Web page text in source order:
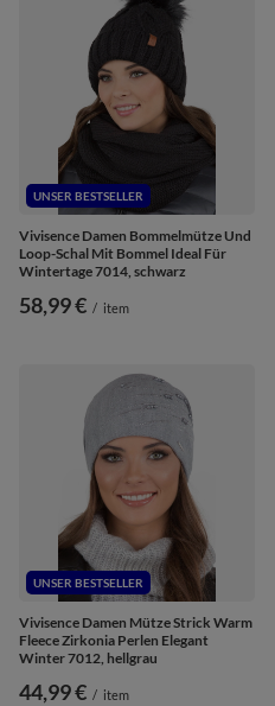
UNSER BESTSELLER
Vivisence Damen Bommelmütze Und
Loop-Schal Mit Bommel Ideal Für
Wintertage 7014, schwarz
58,99 € / item
UNSER BESTSELLER
Vivisence Damen Mütze Strick Warm
Fleece Zirkonia Perlen Elegant
Winter 7012, hellgrau
44,99 € / item